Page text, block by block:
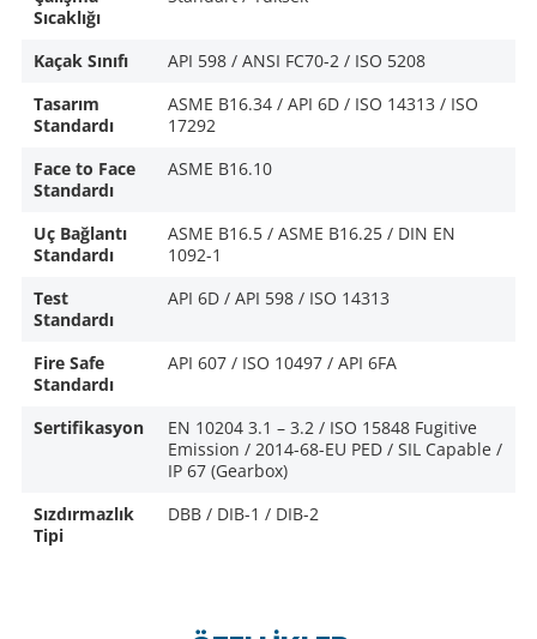
Sıcaklığı
Kaçak Sınıfı
API 598 / ANSI FC70-2 / ISO 5208
Tasarım
Standardı
ASME B16.34 / API 6D / ISO 14313 / ISO
17292
Face to Face
Standardı
ASME B16.10
Uç Bağlantı
Standardı
ASME B16.5 / ASME B16.25 / DIN EN
1092-1
Test
Standardı
API 6D / API 598 / ISO 14313
Fire Safe
Standardı
API 607 / ISO 10497 / API 6FA
Sertifikasyon
EN 10204 3.1 – 3.2 / ISO 15848 Fugitive
Emission / 2014-68-EU PED / SIL Capable /
IP 67 (Gearbox)
Sızdırmazlık
Tipi
DBB / DIB-1 / DIB-2